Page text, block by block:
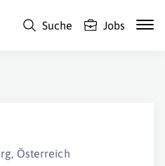
Suche Jobs
Österreich